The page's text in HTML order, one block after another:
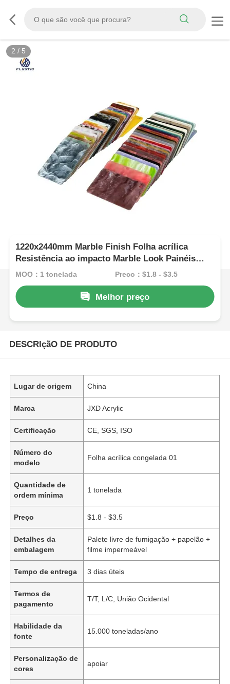
3 / 5
1220x2440mm Marble Finish Folha acrílica
Resistência ao impacto Marble Look Painéis
acrílicos
MOQ：1 tonelada Preço：$1.8 - $3.5
Melhor preço
DESCRIçãO DE PRODUTO
Lugar de origem China
Marca JXD Acrylic
Certificação CE, SGS, ISO
Número do
modelo
Folha acrílica congelada 01
Quantidade de
ordem mínima
1 tonelada
Preço $1.8 - $3.5
Detalhes da
embalagem
Palete livre de fumigação + papelão +
filme impermeável
Tempo de entrega 3 dias úteis
Termos de
pagamento
T/T, L/C, União Ocidental
Habilidade da
fonte
15.000 toneladas/ano
Personalização de
cores
apoiar